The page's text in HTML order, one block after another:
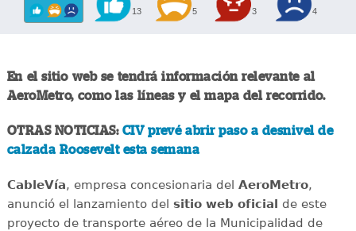
13 5 3 4
En el sitio web se tendrá información relevante al
AeroMetro, como las líneas y el mapa del recorrido.
OTRAS NOTICIAS: CIV prevé abrir paso a desnivel de
calzada Roosevelt esta semana
CableVía, empresa concesionaria del AeroMetro,
anunció el lanzamiento del sitio web oficial de este
proyecto de transporte aéreo de la Municipalidad de